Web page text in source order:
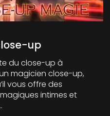
up
du close-up à
magicien close-up,
vous offre des
intimes et